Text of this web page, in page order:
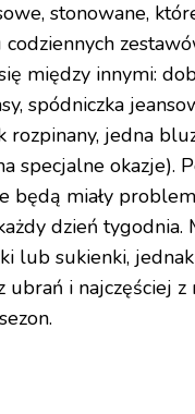
stonowane,
między innymi:
spódniczka
rozpinany, jedna
specjalne okazje).
będą miały
dzień tygodnia.
lub sukienki,
i najczęściej z